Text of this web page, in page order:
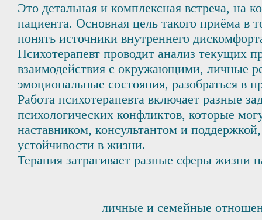
Это детальная и комплексная встреча, на
пациента. Основная цель такого приёма
понять источники внутреннего
Психотерапевт проводит анализ текущих
взаимодействия с окружающими, личные
эмоциональные состояния, разобраться в
Работа психотерапевта включает разные
психологических конфликтов, которые
наставником, консультантом и
устойчивости в жизни.
Терапия затрагивает разные сферы жизни
личные и семейные